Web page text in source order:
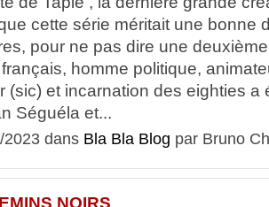
cette série méritait une bonne
pour ne pas dire une
homme politique,
(sic) et incarnation des eighties
Séguéla et...
2023 dans Bla Bla Blog par Bruno
NOIRS